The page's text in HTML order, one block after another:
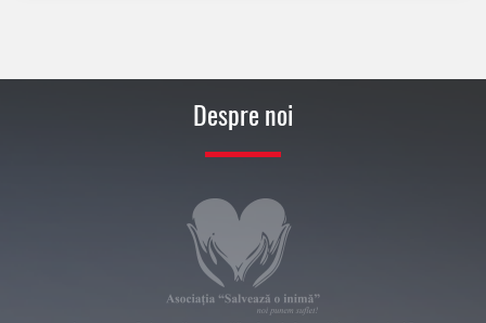
Despre noi